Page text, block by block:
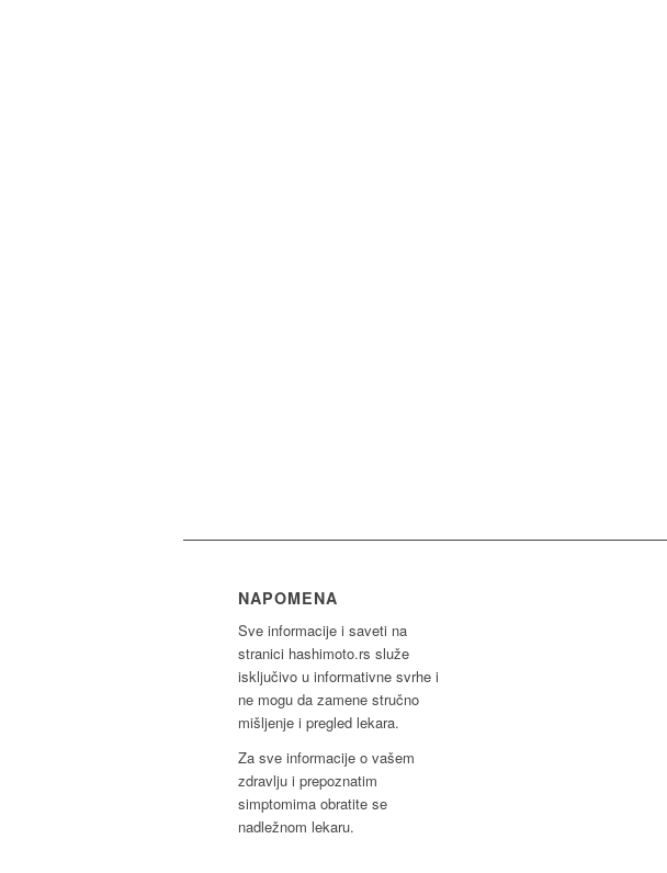
NAPOMENA
Sve informacije i saveti na
stranici hashimoto.rs služe
isključivo u informativne svrhe i
ne mogu da zamene stručno
mišljenje i pregled lekara.
Za sve informacije o vašem
zdravlju i prepoznatim
simptomima obratite se
nadležnom lekaru.